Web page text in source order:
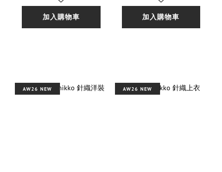
加入購物車 加入購物車
AW26 NEW AW26 NEW